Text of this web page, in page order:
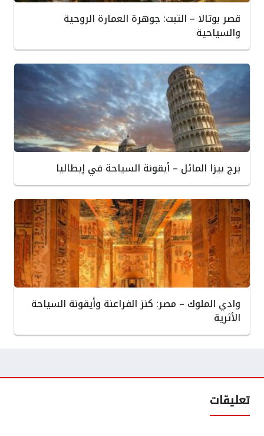
قصر بوتالا – التبت: جوهرة العمارة الروحية
والسياحية
برج بيزا المائل – أيقونة السياحة في إيطاليا
وادي الملوك – مصر: كنز الفراعنة وأيقونة السياحة
الأثرية
تعليقات